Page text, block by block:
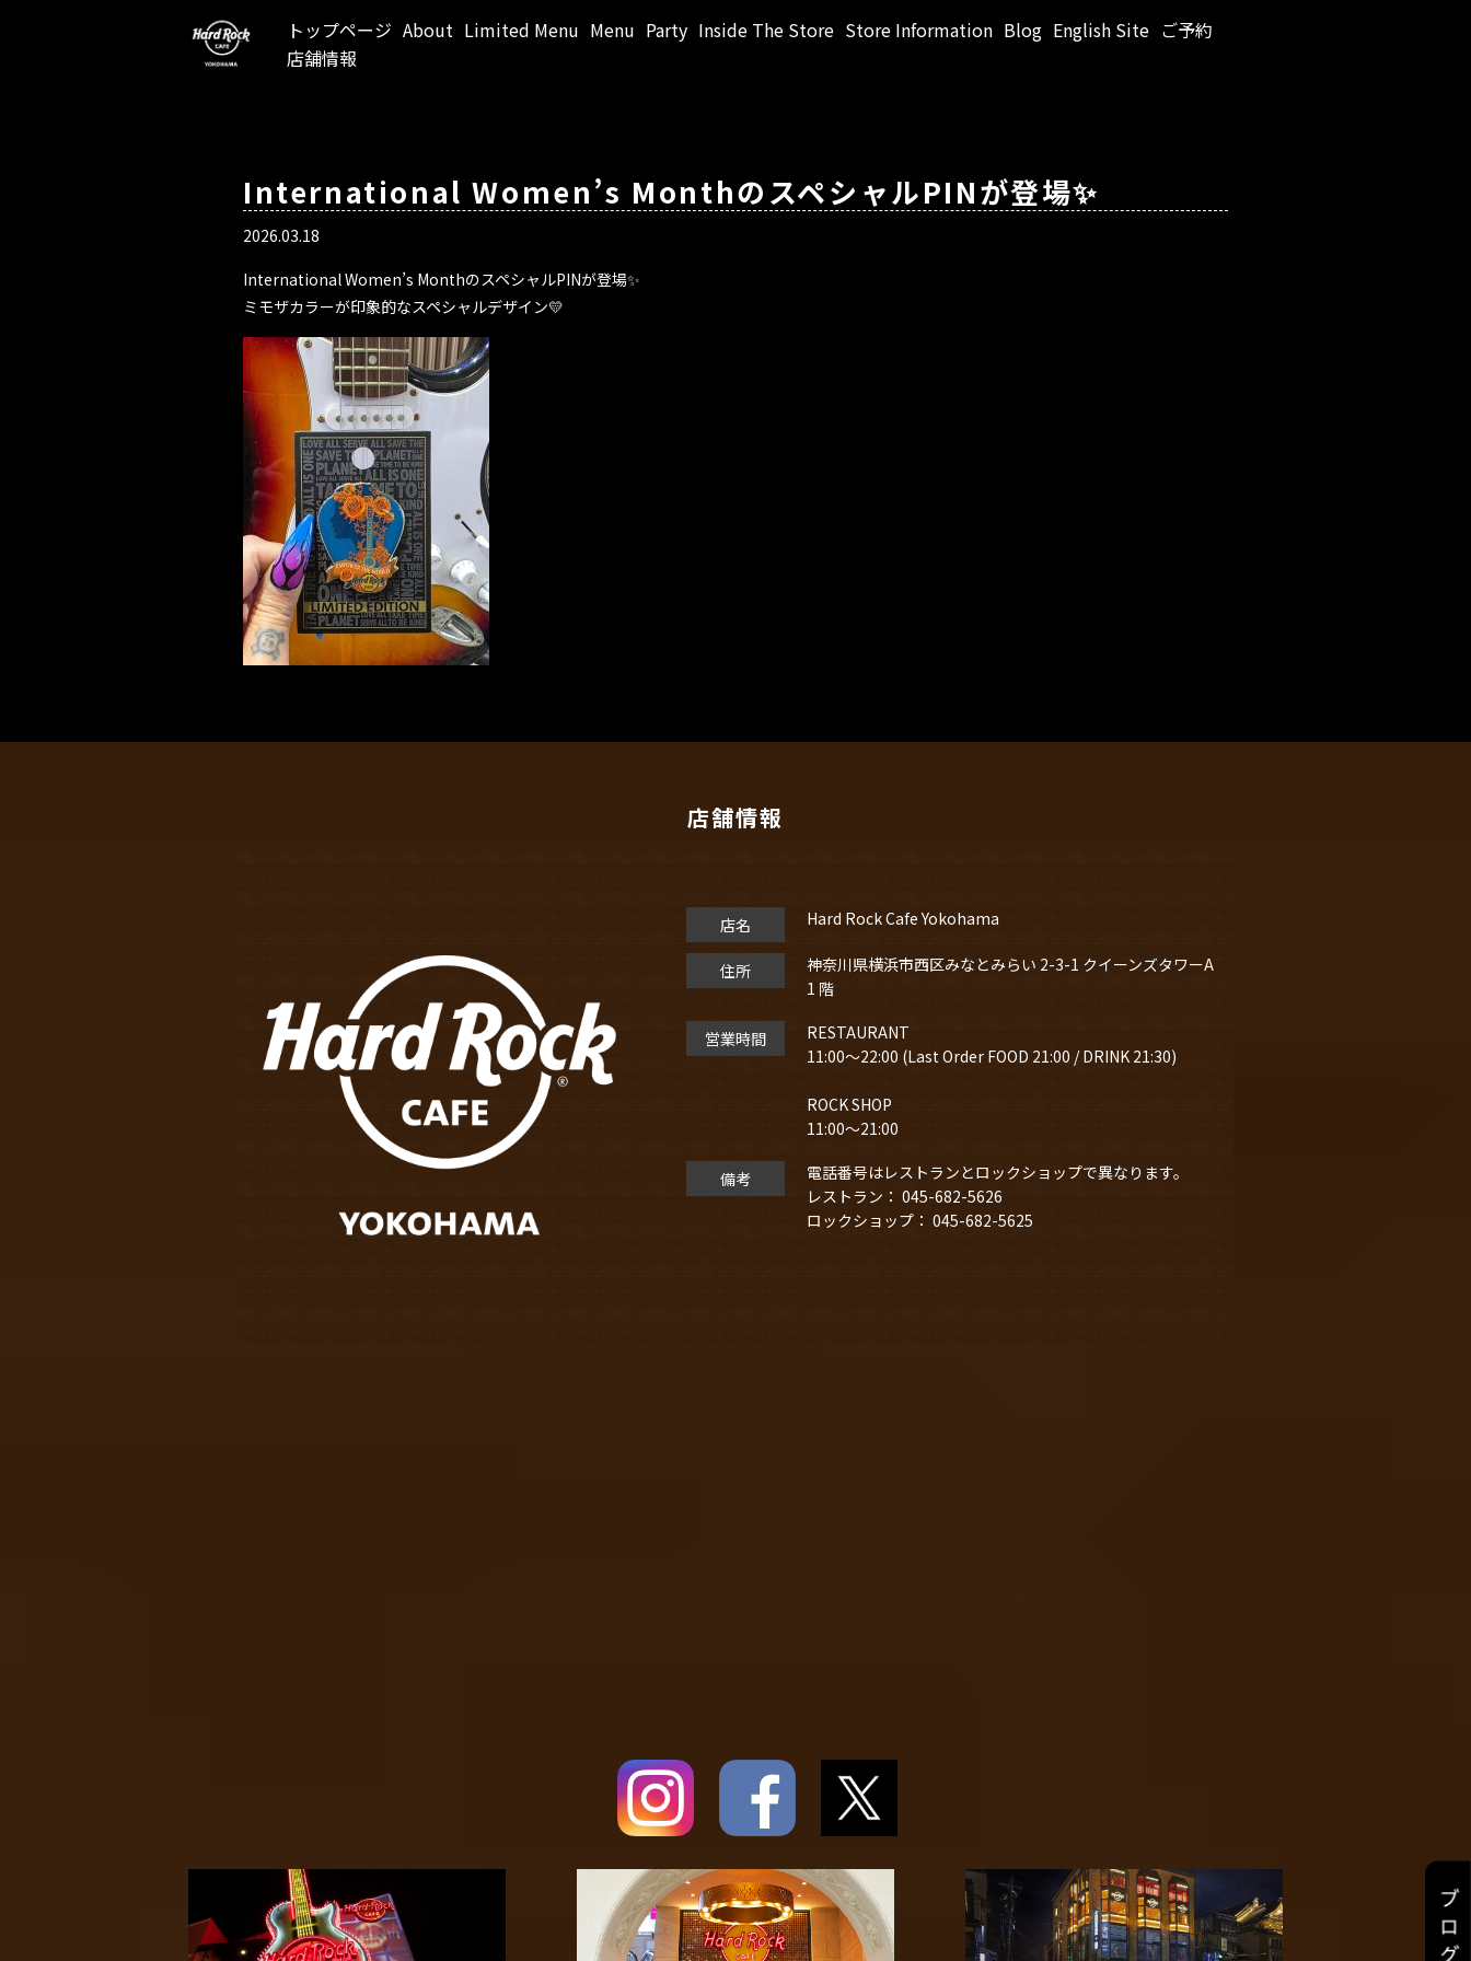
トップページ About Limited Menu Menu Party Inside The Store Store Information Blog English Site ご予約
店舗情報
International Women’s MonthのスペシャルPINが登場✨
2026.03.18
International Women’s MonthのスペシャルPINが登場✨
ミモザカラーが印象的なスペシャルデザイン💛
店舗情報
店名 Hard Rock Cafe Yokohama
住所
神奈川県横浜市⻄区みなとみらい 2-3-1 クイーンズタワーA
1 階
営業時間
RESTAURANT
11:00～22:00 (Last Order FOOD 21:00 / DRINK 21:30)
ROCK SHOP
11:00～21:00
備考
電話番号はレストランとロックショップで異なります。
レストラン： 045-682-5626
ロックショップ： 045-682-5625